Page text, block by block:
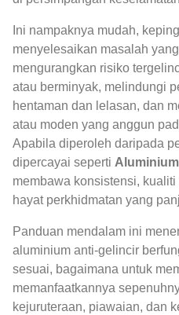
Ini nampaknya mudah,
menyelesaikan masalah
mengurangkan risiko
atau berminyak, melindungi
hentaman dan lelasan, dan
atau moden yang anggun
Apabila diperoleh daripada
dipercayai seperti
membawa konsistensi,
hayat perkhidmatan yang
Panduan mendalam ini
aluminium anti-gelincir
sesuai, bagaimana untuk
memanfaatkannya
kejuruteraan, piawaian, dan